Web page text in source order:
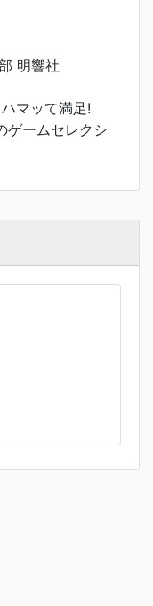
明響社
マッて満足!
ゲームセレクシ